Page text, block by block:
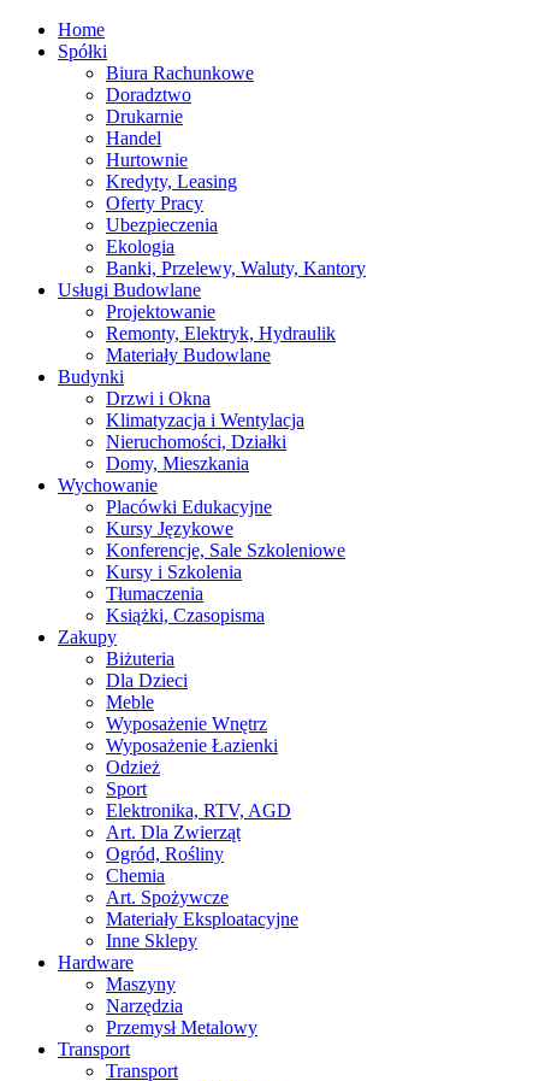
Home
Spółki
Biura Rachunkowe
Doradztwo
Drukarnie
Handel
Hurtownie
Kredyty, Leasing
Oferty Pracy
Ubezpieczenia
Ekologia
Banki, Przelewy, Waluty, Kantory
Usługi Budowlane
Projektowanie
Remonty, Elektryk, Hydraulik
Materiały Budowlane
Budynki
Drzwi i Okna
Klimatyzacja i Wentylacja
Nieruchomości, Działki
Domy, Mieszkania
Wychowanie
Placówki Edukacyjne
Kursy Językowe
Konferencje, Sale Szkoleniowe
Kursy i Szkolenia
Tłumaczenia
Książki, Czasopisma
Zakupy
Biżuteria
Dla Dzieci
Meble
Wyposażenie Wnętrz
Wyposażenie Łazienki
Odzież
Sport
Elektronika, RTV, AGD
Art. Dla Zwierząt
Ogród, Rośliny
Chemia
Art. Spożywcze
Materiały Eksploatacyjne
Inne Sklepy
Hardware
Maszyny
Narzędzia
Przemysł Metalowy
Transport
Transport